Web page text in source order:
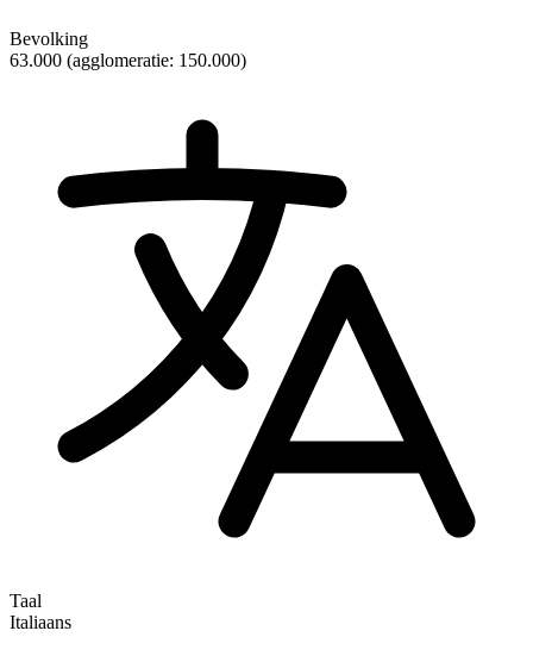
Bevolking
63.000 (agglomeratie: 150.000)
Taal
Italiaans